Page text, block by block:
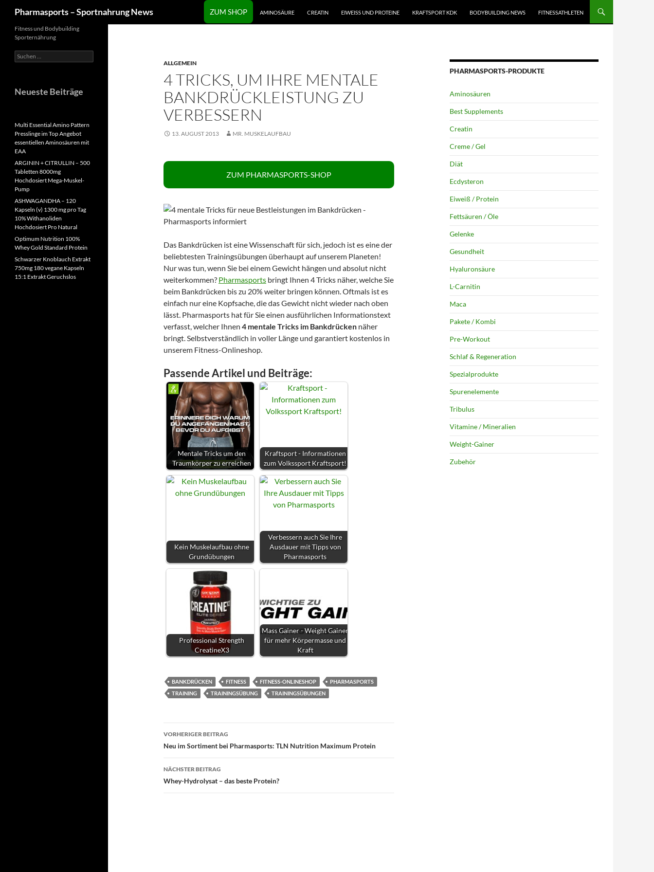
Inhalt
springen
Pharmasports – Sportnahrung News ZUM SHOP AMINOSÄURE CREATIN EIWEISS UND PROTEINE KRAFTSPORT KDK BODYBUILDING NEWS FITNESSATHLETEN
ALLGEMEIN
4 TRICKS, UM IHRE MENTALE
BANKDRÜCKLEISTUNG ZU
VERBESSERN
13. AUGUST 2013 MR. MUSKELAUFBAU
ZUM PHARMASPORTS-SHOP
Das Bankdrücken ist eine Wissenschaft für sich, jedoch ist es eine der
beliebtesten Trainingsübungen überhaupt auf unserem Planeten!
Nur was tun, wenn Sie bei einem Gewicht hängen und absolut nicht
weiterkommen? Pharmasports bringt Ihnen 4 Tricks näher, welche Sie
beim Bankdrücken bis zu 20% weiter bringen können. Oftmals ist es
einfach nur eine Kopfsache, die das Gewicht nicht wieder nach oben
lässt. Pharmasports hat für Sie einen ausführlichen Informationstext
verfasst, welcher Ihnen 4 mentale Tricks im Bankdrücken näher
bringt. Selbstverständlich in voller Länge und garantiert kostenlos in
unserem Fitness-Onlineshop.
Passende Artikel und Beiträge:
Mentale Tricks um den
Traumkörper zu erreichen
Kraftsport - Informationen
zum Volkssport Kraftsport!
Kein Muskelaufbau ohne
Grundübungen
Verbessern auch Sie Ihre
Ausdauer mit Tipps von
Pharmasports
Professional Strength
CreatineX3
Mass Gainer - Weight Gainer
für mehr Körpermasse und
Kraft
BANKDRÜCKEN FITNESS FITNESS-ONLINESHOP
PHARMASPORTS
TRAINING
TRAININGSÜBUNG TRAININGSÜBUNGEN
Beitragsnavigation
VORHERIGER BEITRAG
Neu im Sortiment bei Pharmasports: TLN Nutrition Maximum Protein
NÄCHSTER BEITRAG
Whey-Hydrolysat – das beste Protein?
PHARMASPORTS-PRODUKTE
Aminosäuren
Best Supplements
Creatin
Creme / Gel
Diät
Ecdysteron
Eiweiß / Protein
Fettsäuren / Öle
Gelenke
Gesundheit
Hyaluronsäure
L-Carnitin
Maca
Pakete / Kombi
Pre-Workout
Schlaf & Regeneration
Spezialprodukte
Spurenelemente
Tribulus
Vitamine / Mineralien
Weight-Gainer
Zubehör
Fitness und Bodybuilding
Sporternährung
Suchen
nach:
Neueste Beiträge
Multi Essential Amino Pattern
Presslinge im Top Angebot
essentiellen Aminosäuren mit
EAA
ARGININ + CITRULLIN – 500
Tabletten 8000mg
Hochdosiert Mega-Muskel-
Pump
ASHWAGANDHA – 120
Kapseln (v) 1300 mg pro Tag
10% Withanoliden
Hochdosiert Pro Natural
Optimum Nutrition 100%
Whey Gold Standard Protein
Schwarzer Knoblauch Extrakt
750mg 180 vegane Kapseln
15:1 Extrakt Geruchslos